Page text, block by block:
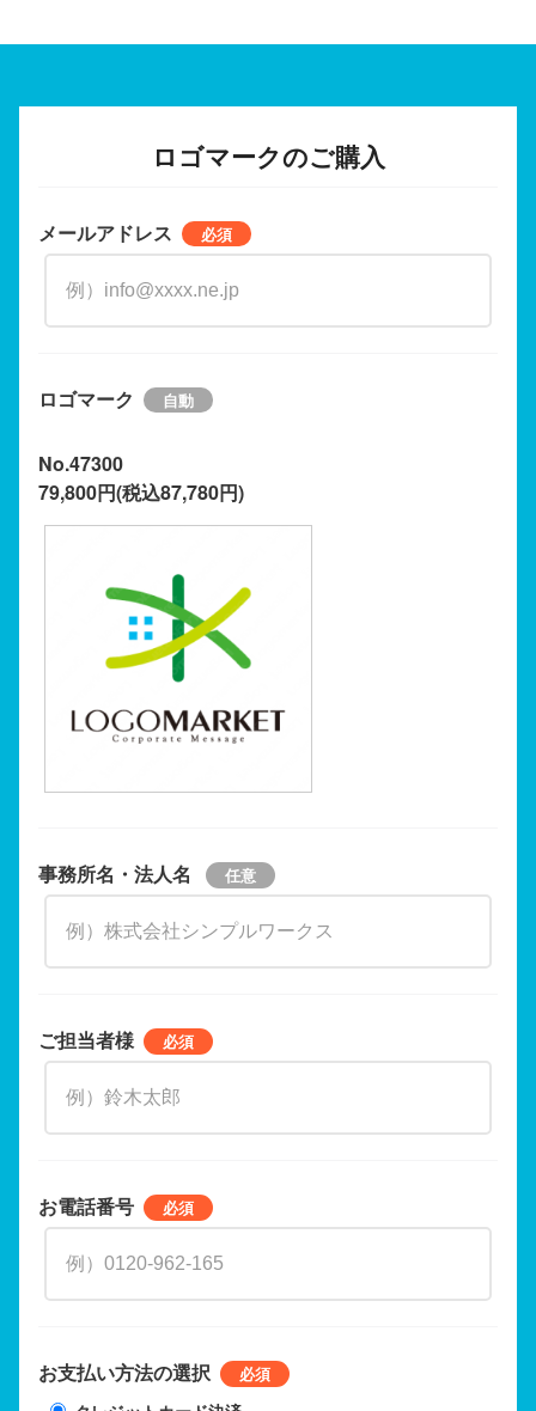
ロゴマークのご購入
メールアドレス
ロゴマーク
No.47300
79,800円(税込87,780円)
事務所名・法人名
ご担当者様
お電話番号
お支払い方法の選択